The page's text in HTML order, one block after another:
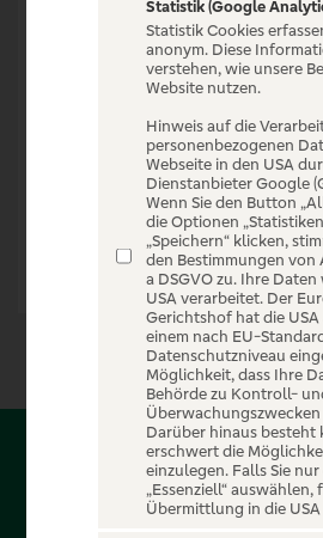
Zur Startseite
Über PSD-Entertain
Statistik (Google
Statistik Cookies
anonym. Diese
verstehen, wie unsere
Website nutzen.
Hinweis auf die
personenbezogenen
Webseite in den USA
Dienstanbieter Google
Wenn Sie den Button
die Optionen
„Speichern“ klicken,
den Bestimmungen von
a DSGVO zu. Ihre
USA verarbeitet. Der
Gerichtshof hat die
einem nach EU-
Datenschutzniveau
Möglichkeit, dass Ihre
Behörde zu Kontroll-
Darüber hinaus besteht
erschwert die
einzulegen. Falls Sie
„Essenziell“ auswählen,
Übermittlung in die